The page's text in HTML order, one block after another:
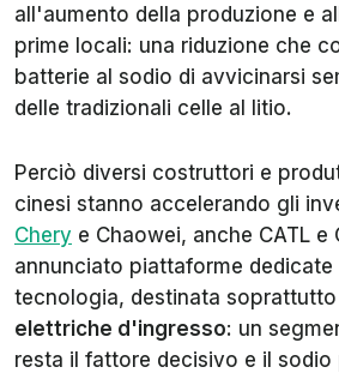
all'aumento della produzione e
prime locali: una riduzione che
batterie al sodio di avvicinarsi
delle tradizionali celle al litio.
Perciò diversi costruttori e
cinesi stanno accelerando gli
Chery e Chaowei, anche CATL e
annunciato piattaforme dedicate
tecnologia, destinata soprattutto
elettriche d'ingresso: un
resta il fattore decisivo e il sodio